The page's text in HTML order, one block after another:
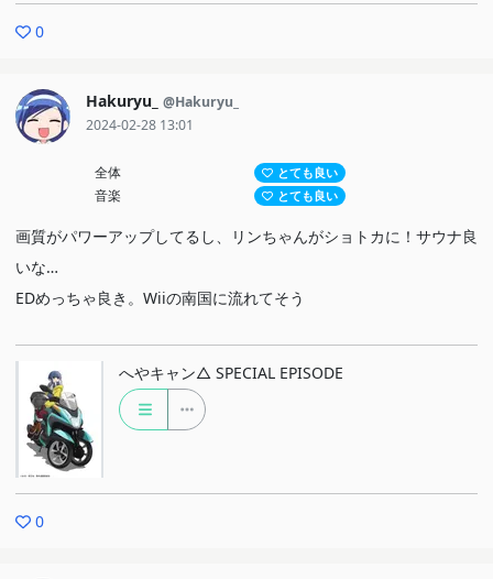
0
Hakuryu_ @Hakuryu_
2024-02-28 13:01
全体 とても良い
音楽 とても良い
画質がパワーアップしてるし、リンちゃんがショトカに！サウナ良
いな…
EDめっちゃ良き。Wiiの南国に流れてそう
へやキャン△ SPECIAL EPISODE
0